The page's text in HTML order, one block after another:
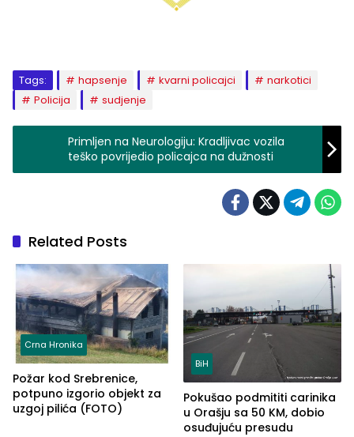
Tags: hapsenje kvarni policajci
narkotici
Policija
sudjenje
Primljen na Neurologiju: Kradljivac vozila
teško povrijedio policajca na dužnosti
Related Posts
Crna Hronika
Požar kod Srebrenice,
potpuno izgorio objekt za
uzgoj pilića (FOTO)
BiH
Pokušao podmititi carinika
u Orašju sa 50 KM, dobio
osuđujuću presudu